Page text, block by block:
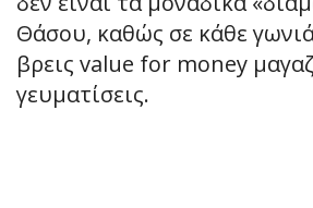
Θάσου, καθώς σε κάθε
βρεις value for money
γευματίσεις.